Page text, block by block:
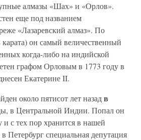
алмазы «Шах» и «Орлов».
еще под названием
«Лазаревский алмаз». По
карата) он самый величественный
когда-либо на индийской
графом Орловым в 1773 году в
Екатерине II.
около пятисот лет назадв
в Центральной Индии. Попал он
и с тех пор хранится в нашей
Петербург специальная депутация